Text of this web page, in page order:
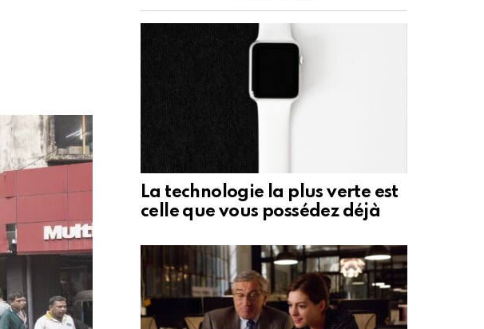
La technologie la plus verte est
celle que vous possédez déjà